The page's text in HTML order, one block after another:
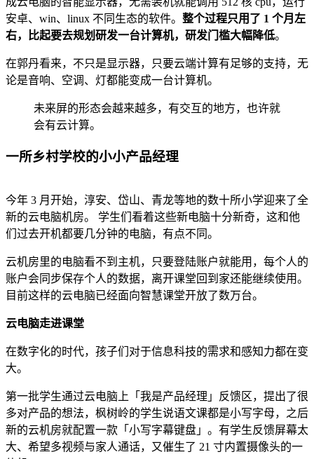
安卓、win、linux 不同生态的软件。 整个过程只用了 1 个月左
右，比起要去规划研发一台计算机，研发门槛大幅降低。
在郭丹看来，不只是显示器，只要云端计算有足够的支持，无
论是音响、空调、灯都能变成一台计算机。
未来屏的形态会越来越多，有交互的地方，也许就
会有云计算。
一所乡村学校的小小产品经理
今年 3 月开始，淳安、岱山、⻘⻰等地的数十所小学迎来了全
新的云电脑机房。 学生们看着这些新电脑十分新奇，这和他
们过去开机都要几分钟的电脑，有点不同。
云机房里的电脑看不到主机，只要登陆账户就能用，每个人的
账户会同步保存个人的数据，离开课堂回到家还能继续使用。
目前这样的云电脑已经面向智慧课堂开放了数万台。
云电脑走进课堂
在数字化的时代，孩子们对于信息科技的需求和感知力都在变
大。
第一批学生通过云电脑上「我是产品经理」反馈区，提出了很
多对产品的想法，枫树岭的学生说语文课都是小写字母，之后
新的云机房就配置一款「小写字幕键盘」。有学生反馈屏幕太
大、希望多视频与家人通话，又催生了 21 寸内置摄像头的一